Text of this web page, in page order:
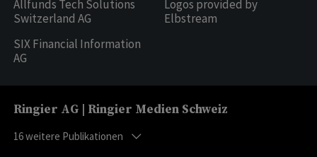
Allfunds Tech Solutions
Switzerland AG
SIX Financial Information
AG
Logos provided by
Elbstream
Ringier AG | Ringier Medien Schweiz
16weitere Publikationen